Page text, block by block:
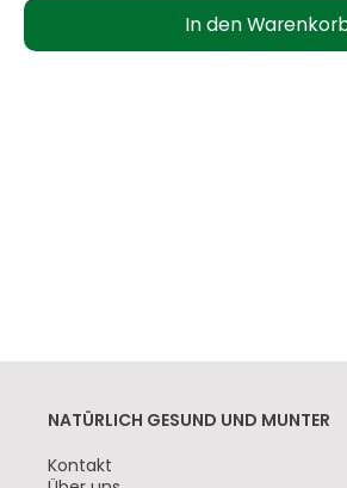
NATÜRLICH GESUND UND MUNTER
Navigation
Kontakt